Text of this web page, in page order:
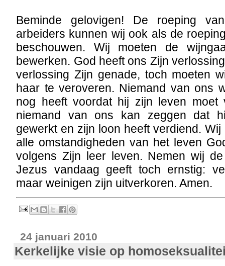
Beminde gelovigen! De roeping
arbeiders kunnen wij ook als de
beschouwen. Wij moeten de
bewerken. God heeft ons Zijn
verlossing Zijn genade, toch moeten
haar te veroveren. Niemand van ons
nog heeft voordat hij zijn leven moet
niemand van ons kan zeggen dat
gewerkt en zijn loon heeft verdiend.
alle omstandigheden van het leven
volgens Zijn leer leven. Nemen wij
Jezus vandaag geeft toch ernstig:
maar weinigen zijn uitverkoren. Amen.
24 januari 2010
Kerkelijke visie op